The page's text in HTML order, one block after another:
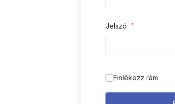
Jelszó *
Emlékezz rám